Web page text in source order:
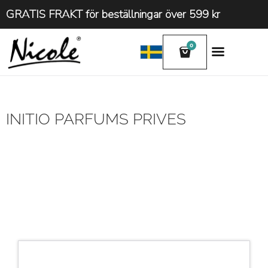
GRATIS FRAKT för beställningar över 599 kr
0
INITIO PARFUMS PRIVES